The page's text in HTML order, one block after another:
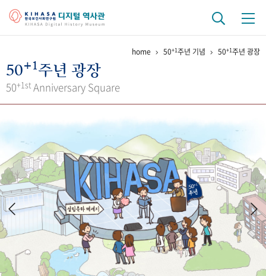
걸어온 길 기관 변천사
키워드로 보는 연구 역사
연구자들
간행물 변천사
기록물 아카이브
사진 아카이브 문서 기록물 행정박물 영상 기록물
50+1 주년 기념
home 50+1주년 기념 50+1주년 광장
50+1주년 광장
50+1st Anniversary Square